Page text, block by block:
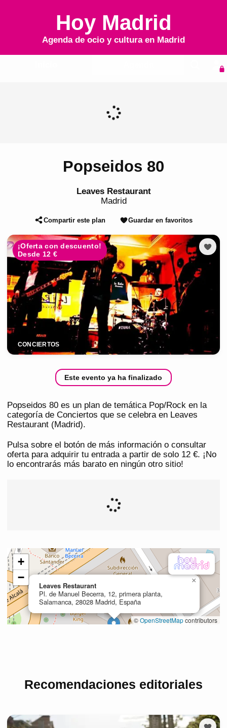
Hoy Madrid
Agenda de ocio y cultura en Madrid
Popseidos 80
Leaves Restaurant
Madrid
Compartir este plan Guardar en favoritos
¡Oferta con descuento!
Desde 12 €
CONCIERTOS
Este evento ya ha finalizado
Popseidos 80 es un plan de temática Pop/Rock en la
categoría de Conciertos que se celebra en Leaves
Restaurant (Madrid).
Pulsa sobre el botón de más información o consultar
oferta para adquirir tu entrada a partir de solo 12 €. ¡No
lo encontrarás más barato en ningún otro sitio!
Recomendaciones editoriales